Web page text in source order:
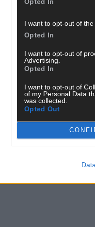
I want to opt-out of
Opted In
I want to opt-out of
Advertising.
Opted In
I want to opt-out of
of my Personal Data
was collected.
Opted Out